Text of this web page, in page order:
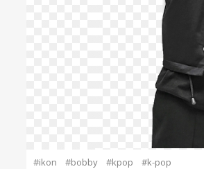
#ikon #bobby #kpop #k-pop